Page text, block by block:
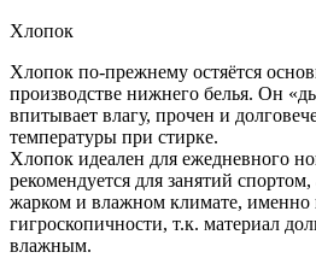
Хлопок
Хлопок по-прежнему остяётся
производстве нижнего белья. Он
впитывает влагу, прочен и
температуры при стирке.
Хлопок идеален для ежедневного
рекомендуется для занятий
жарком и влажном климате, именно
гигроскопичности, т.к. материал
влажным.